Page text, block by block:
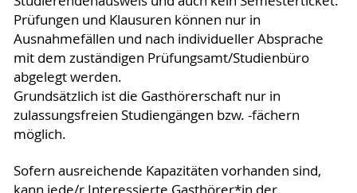
Prüfungen und Klausuren können nur in
Ausnahmefällen und nach individueller Absprache
mit dem zuständigen Prüfungsamt/Studienbüro
abgelegt werden.
Grundsätzlich ist die Gasthörerschaft nur in
zulassungsfreien Studiengängen bzw. -fächern
möglich.
Sofern ausreichende Kapazitäten vorhanden sind,